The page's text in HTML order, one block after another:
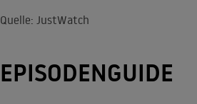
Quelle: JustWatch
EPISODENGUIDE